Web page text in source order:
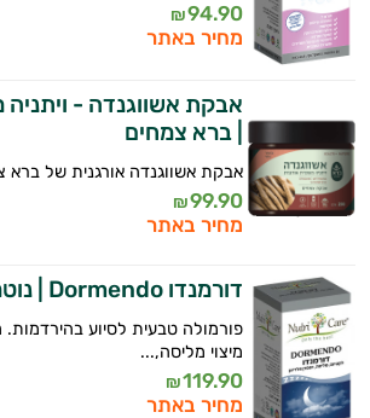
94.90
₪
מחיר באתר
אבקת אשווגנדה -
| ברא צמחים
אבקת אשווגנדה אורגנית של ברא
99.90
₪
מחיר באתר
דורמנדו Dormendo | נוטרי קר
פורמולה טבעית לסיוע בהירדמות.
מיצוי מליסה,...
119.90
₪
מחיר באתר